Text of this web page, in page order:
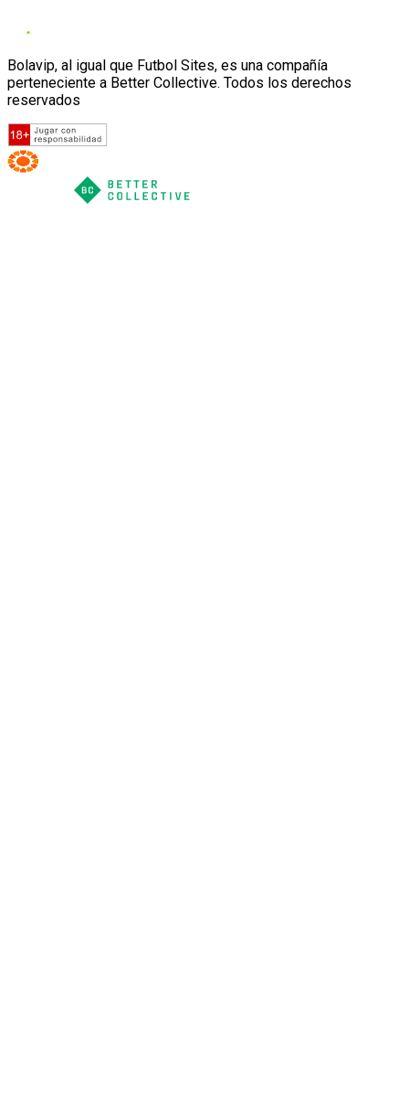
Bolavip, al igual que Futbol Sites, es una compañía
perteneciente a Better Collective. Todos los derechos
reservados